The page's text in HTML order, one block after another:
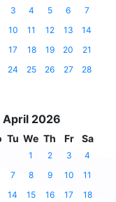
3 4 5 6
7
10 11 12 13
14
17 18 19 20
21
24 25 26 27 28
April 2026
Tu We Th Fr Sa
1 2 3
4
7 8 9 10
11
14 15 16 17
18